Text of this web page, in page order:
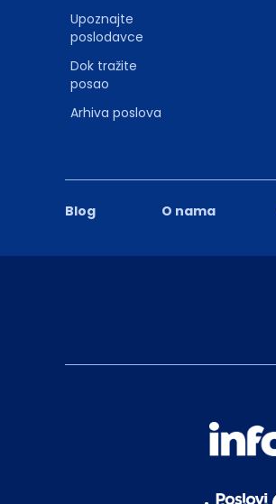
Blog O nama
Upoznajte
poslodavce
Dok tražite
posao
Arhiva poslova